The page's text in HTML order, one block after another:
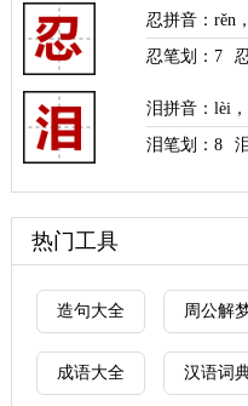
忍拼音 ：rěn ，
忍笔划： 7
泪拼音 ：lèi ，
泪笔划：8
热门工具
造句大全 周公解
成语大全 汉语词